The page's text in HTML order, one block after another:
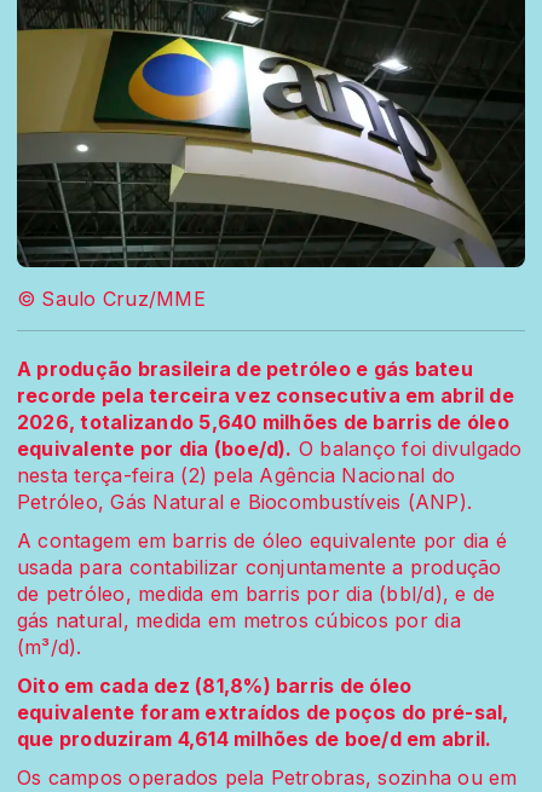
© Saulo Cruz/MME
A produção brasileira de petróleo e gás bateu
recorde pela terceira vez consecutiva em abril de
2026, totalizando 5,640 milhões de barris de óleo
equivalente por dia (boe/d). O balanço foi divulgado
nesta terça-feira (2) pela Agência Nacional do
Petróleo, Gás Natural e Biocombustíveis (ANP).
A contagem em barris de óleo equivalente por dia é
usada para contabilizar conjuntamente a produção
de petróleo, medida em barris por dia (bbl/d), e de
gás natural, medida em metros cúbicos por dia
(m³/d).
Oito em cada dez (81,8%) barris de óleo
equivalente foram extraídos de poços do pré-sal,
que produziram 4,614 milhões de boe/d em abril.
Os campos operados pela Petrobras, sozinha ou em